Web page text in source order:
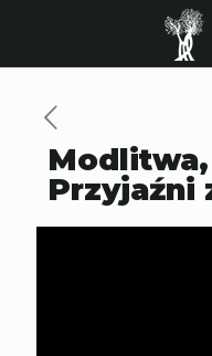
Przyjaźni